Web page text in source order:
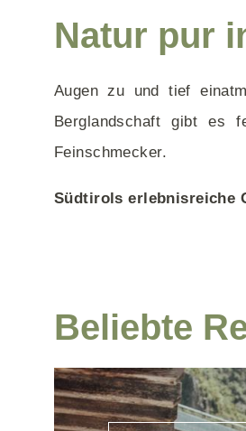
Natur pur
Augen zu und tief
Berglandschaft gibt es
Feinschmecker.
Südtirols erlebnisreiche
Beliebte